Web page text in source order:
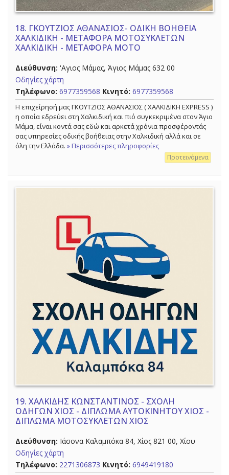
18. ΓΚΟΥΤΖΙΟΣ ΑΘΑΝΑΣΙΟΣ- ΟΔΙΚΗ ΒΟΗΘΕΙΑ
ΧΑΛΚΙΔΙΚΗ - ΜΕΤΑΦΟΡΑ ΜΟΤΟΣΥΚΛΕΤΩΝ
ΧΑΛΚΙΔΙΚΗ - ΜΕΤΑΦΟΡΑ ΜΟΤΟ
Διεύθυνση: 'Αγιος Μάμας, Άγιος Μάμας 632 00
Οδηγίες χάρτη
Τηλέφωνο: 6977359568 Κινητό: 6977359568
Η επιχείρησή μας ΓΚΟΥΤΖΙΟΣ ΑΘΑΝΑΣΙΟΣ ( ΧΑΛΚΙΔΙΚΗ EXPRESS )
η οποία εδρεύει στη Χαλκιδική και πιό συγκεκριμένα στον Άγιο
Μάμα, είναι κοντά σας εδώ και αρκετά χρόνια προσφέροντάς
σας υπηρεσίες οδικής βοήθειας στην Χαλκιδική αλλά και σε
όλη την Ελλάδα. » Περισσότερες πληροφορίες
Προτεινόμενα
19. ΧΑΛΚΙΔΗΣ ΚΩΝΣΤΑΝΤΙΝΟΣ - ΣΧΟΛΗ
ΟΔΗΓΩΝ ΧΙΟΣ - ΔΙΠΛΩΜΑ ΑΥΤΟΚΙΝΗΤΟΥ ΧΙΟΣ -
ΔΙΠΛΩΜΑ ΜΟΤΟΣΥΚΛΕΤΩΝ ΧΙΟΣ
Διεύθυνση: Ιάσονα Καλαμπόκα 84, Χίος 821 00, Χίου
Οδηγίες χάρτη
Τηλέφωνο: 2271306873 Κινητό: 6949419180